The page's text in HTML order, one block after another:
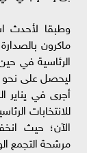
وطبقا لأحدث
ماكرون
للانتخابات
الآن؛ حيث
مرشحة التجمع الوطني